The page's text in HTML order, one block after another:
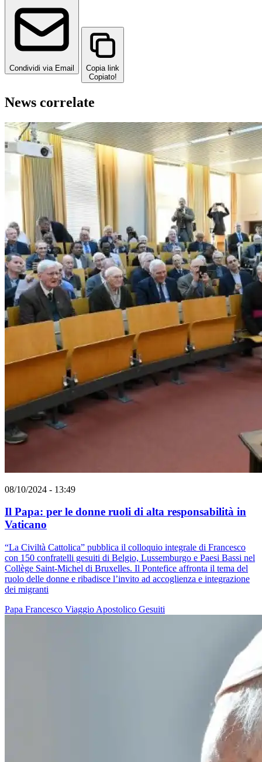
Condividi via Email
Copia link
Copiato!
News correlate
08/10/2024 - 13:49
Il Papa: per le donne ruoli di alta responsabilità in
Vaticano
“La Civiltà Cattolica” pubblica il colloquio integrale di Francesco
con 150 confratelli gesuiti di Belgio, Lussemburgo e Paesi Bassi nel
Collège Saint-Michel di Bruxelles. Il Pontefice affronta il tema del
ruolo delle donne e ribadisce l’invito ad accoglienza e integrazione
dei migranti
Papa Francesco Viaggio Apostolico Gesuiti